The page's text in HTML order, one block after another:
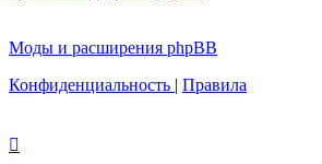
Моды и расширения phpBB
Конфиденциальность | Правила